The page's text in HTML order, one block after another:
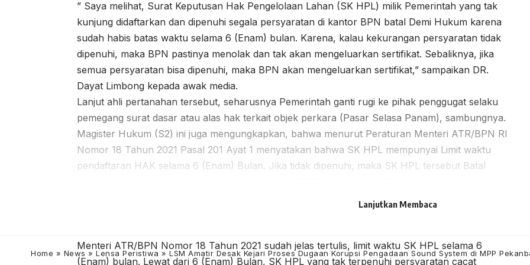
” Saya melihat, Surat Keputusan Hak Pengelolaan Lahan (SK HPL) milik Pemerintah yang tak
kunjung didaftarkan dan dipenuhi segala persyaratan di kantor BPN batal Demi Hukum karena
sudah habis batas waktu selama 6 (Enam) bulan. Karena, kalau kekurangan persyaratan tidak
dipenuhi, maka BPN pastinya menolak dan tak akan mengeluarkan sertifikat. Sebaliknya, jika
semua persyaratan bisa dipenuhi, maka BPN akan mengeluarkan sertifikat,” sampaikan DR.
Dayat Limbong kepada awak media.
Lanjut ahli pertanahan tersebut, seharusnya Pemerintah ganti rugi ke pihak penggugat selaku
pemegang surat dasar atau alas hak terkait objek perkara (Pasar Selasa Panam), sambungnya.
Magister Hukum (S2) ini juga mengungkapkan, bahwa menurut Peraturan Menteri ATR/BPN RI
Nomor 18 Tahun 2021 Pasal 201 Ayat 1 menyatakan bahwa SK HPL mempunyai Limit waktu
pendaftaran HAK selama 6 (Enam) Bulan. Jika tidak dipenuhi, maka SK HPL tersebut Batal
” SK HPL Pemerintah yang tak kunjung selesai didaftarkan dan tak terpenuhi persyaratan,
Menteri ATR/BPN Nomor 18 Tahun 2021 sudah jelas tertulis, limit waktu SK HPL selama 6
(Enam) bulan. Lewat dari 6 (Enam) Bulan, SK HPL yang tak terpenuhi persyaratan cacat
Lanjutkan Membaca
Home » News » Lensa Peristiwa » LSM Amatir Desak Kejari Proses Dugaan Korupsi Pengadaan Sound System di MPP